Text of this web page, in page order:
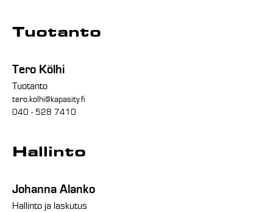
Tuotanto
Tero Kölhi
Tuotanto
tero.kolhi@kapasity.fi
040 - 528 7410
Hallinto
Johanna Alanko
Hallinto ja laskutus